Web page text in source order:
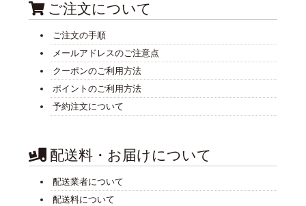
ご注文について
ご注文の手順
メールアドレスのご注意点
クーポンのご利用方法
ポイントのご利用方法
予約注文について
配送料・お届けについて
配送業者について
配送料について